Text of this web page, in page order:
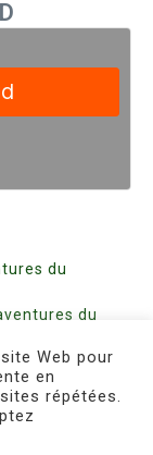
du
du
à Mulhouse
Web pour
en
répétées.